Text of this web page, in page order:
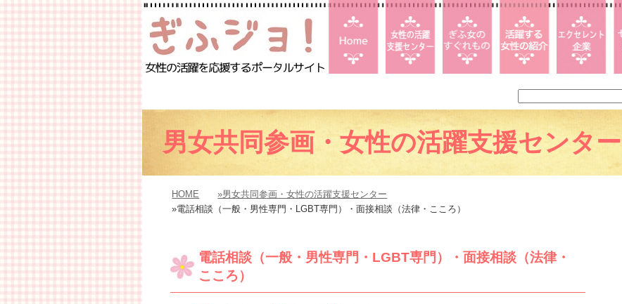
男女共同参画・女性の活躍支援センター
HOME
»男女共同参画・女性の活躍支援センター
»電話相談（一般・男性専門・LGBT専門）・面接相談（法律・こころ）
電話相談（一般・男性専門・LGBT専門）・面接相談（法律・
こころ）